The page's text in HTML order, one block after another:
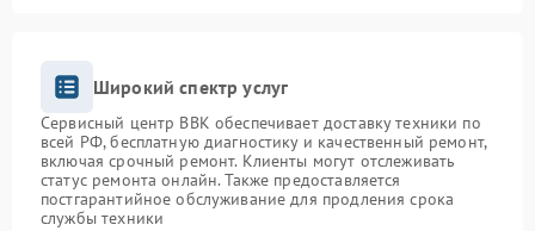
Широкий спектр услуг
Сервисный центр BBK обеспечивает доставку техники по
всей РФ, бесплатную диагностику и качественный ремонт,
включая срочный ремонт. Клиенты могут отслеживать
статус ремонта онлайн. Также предоставляется
постгарантийное обслуживание для продления срока
службы техники